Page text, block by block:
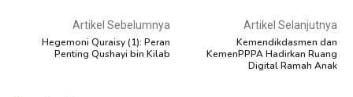
Artikel Sebelumnya
Hegemoni Quraisy (1): Peran
Penting Qushayi bin Kilab
Artikel Selanjutnya
Kemendikdasmen dan
KemenPPPA Hadirkan Ruang
Digital Ramah Anak